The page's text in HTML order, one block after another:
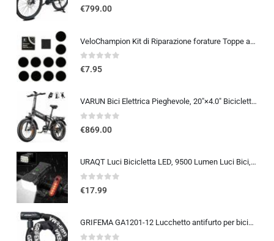
0out of 5
€799.00
VeloChampion Kit di Riparazione forature Toppe autoadesive per Pneumatici da Bici per Strada, MTB, BMX, ebike | per forature
0out of 5
€7.95
VARUN Bici Elettrica Pieghevole, 20″×4.0″ Bicicletta Elettrica da 48V 13Ah Batteria Rimovibile, Autonomia di 60-120 km, Fat B
0out of 5
€869.00
URAQT Luci Bicicletta LED, 9500 Lumen Luci Bici, USB Ricaricabile 12 LED Super Luminosa, IP65 Impermeabile 5+4 modalità, Luce
0out of 5
€17.99
GRIFEMA GA1201-12 Lucchetto antifurto per bicicletta con chiave, lucchetto a catena per biciclette, moto, scooter, 120 cm, ne